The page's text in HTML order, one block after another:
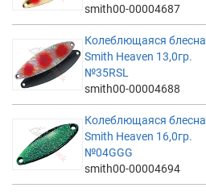
smith00-00004687
Колеблющаяся блесна
Smith Heaven 13,0гр.
№35RSL
smith00-00004688
Колеблющаяся блесна
Smith Heaven 16,0гр.
№04GGG
smith00-00004694